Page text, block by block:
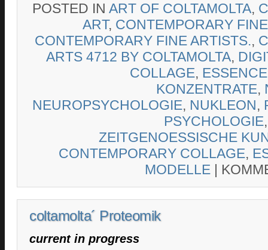
POSTED IN ART OF COLTAMOLTA,
ART, CONTEMPORARY
CONTEMPORARY FINE ARTISTS.,
ARTS 4712 BY COLTAMOLTA,
COLLAGE,
KONZENTRATE,
NEUROPSYCHOLOGIE, NUKLEON,
PSYCHOLOGIE
ZEITGENOESSISCHE
CONTEMPORARY COLLAGE,
MODELLE |
coltamolta´ Proteomik
current in progress